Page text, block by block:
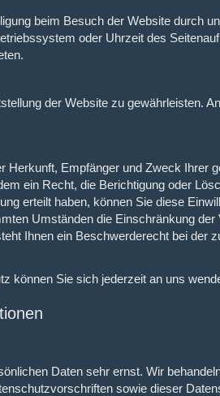
beim Besuch der Website durch
oder Uhrzeit des
der Website zu gewährleisten.
Herkunft, Empfänger und Zweck Ihrer
ein Recht, die Berichtigung oder
erteilt haben, können Sie diese
Umständen die Einschränkung der
Ihnen ein Beschwerderecht bei der
können Sie sich jederzeit an uns
Daten sehr ernst. Wir
sowie dieser